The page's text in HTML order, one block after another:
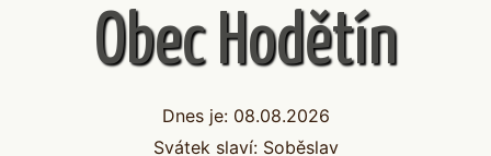
Obec Hodětín
Dnes je:08.08.2026
Svátek slaví:Soběslav